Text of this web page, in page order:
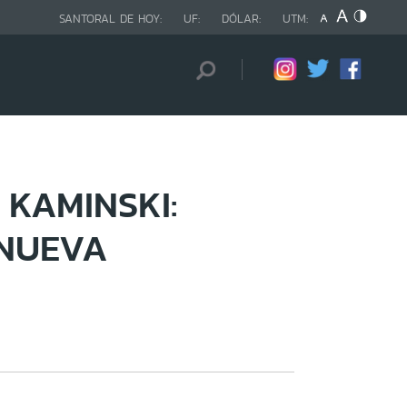
SANTORAL DE HOY: UF: DÓLAR: UTM: